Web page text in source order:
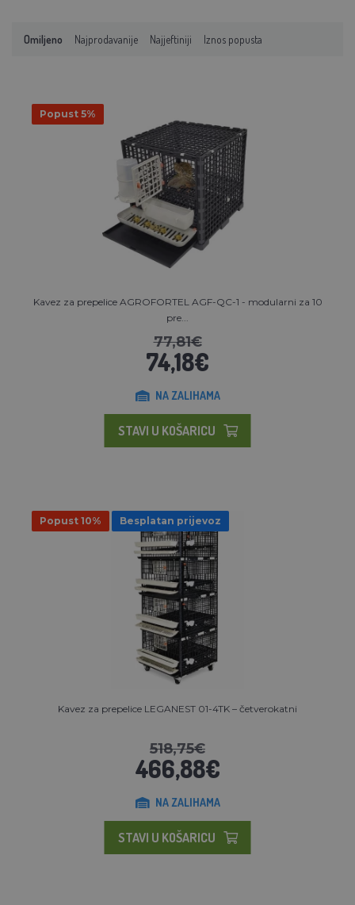
Omiljeno Najprodavanije Najjeftiniji Iznos popusta
Popust 5%
Kavez za prepelice AGROFORTEL AGF-QC-1 - modularni za 10
pre...
77,81€
74,18€
NA ZALIHAMA
STAVI U KOŠARICU
Popust 10% Besplatan prijevoz
Kavez za prepelice LEGANEST 01-4TK – četverokatni
518,75€
466,88€
NA ZALIHAMA
STAVI U KOŠARICU